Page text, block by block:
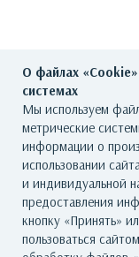
ГЛАВНАЯ
КАТАЛОГ
О файлах
системах
Мы используем
метрические
информации о
использовании
и индивидуальной
предоставления
кнопку «Принять»
пользоваться